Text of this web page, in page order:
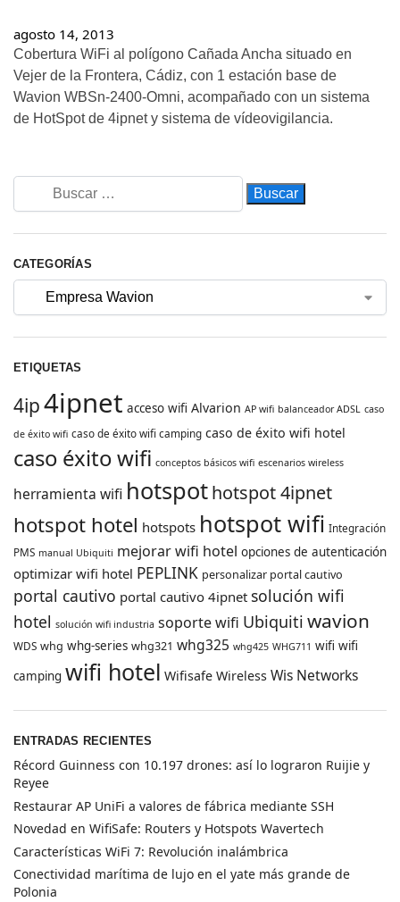
agosto 14, 2013
Cobertura WiFi al polígono Cañada Ancha situado en
Vejer de la Frontera, Cádiz, con 1 estación base de
Wavion WBSn-2400-Omni, acompañado con un sistema
de HotSpot de 4ipnet y sistema de vídeovigilancia.
CATEGORÍAS
ETIQUETAS
4ip4ipnet acceso wifi Alvarion AP wifi balanceador ADSL caso
de éxito wifi caso de éxito wifi camping caso de éxito wifi hotel
caso éxito wifi conceptos básicos wifi escenarios wireless
herramienta wifi hotspothotspot 4ipnet
hotspot hotel hotspots hotspot wifi Integración
PMS manual Ubiquiti mejorar wifi hotel opciones de autenticación
optimizar wifi hotel PEPLINK personalizar portal cautivo
portal cautivo portal cautivo 4ipnet solución wifi
hotel solución wifi industria soporte wifi Ubiquiti wavion
WDS whg whg-series whg321 whg325 whg425 WHG711 wifi wifi
camping wifi hotel Wifisafe Wireless Wis Networks
ENTRADAS RECIENTES
Récord Guinness con 10.197 drones: así lo lograron Ruijie y
Reyee
Restaurar AP UniFi a valores de fábrica mediante SSH
Novedad en WifiSafe: Routers y Hotspots Wavertech
Características WiFi 7: Revolución inalámbrica
Conectividad marítima de lujo en el yate más grande de
Polonia